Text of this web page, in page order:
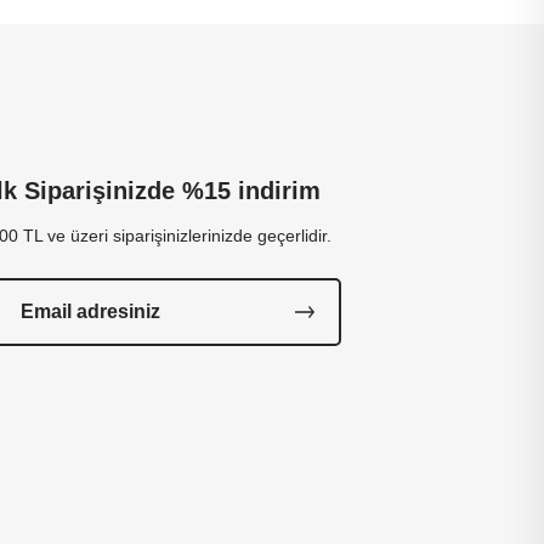
Siparişinizde %15 indirim
TL ve üzeri siparişinizlerinizde geçerlidir.